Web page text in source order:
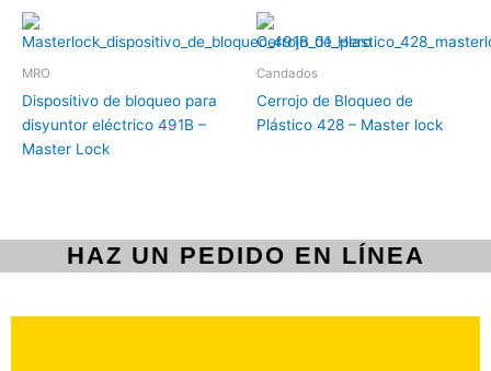
MRO
Dispositivo de bloqueo para
disyuntor eléctrico 491B –
Master Lock
Candados
Cerrojo de Bloqueo de
Plástico 428 – Master lock
HAZ UN PEDIDO EN LÍNEA